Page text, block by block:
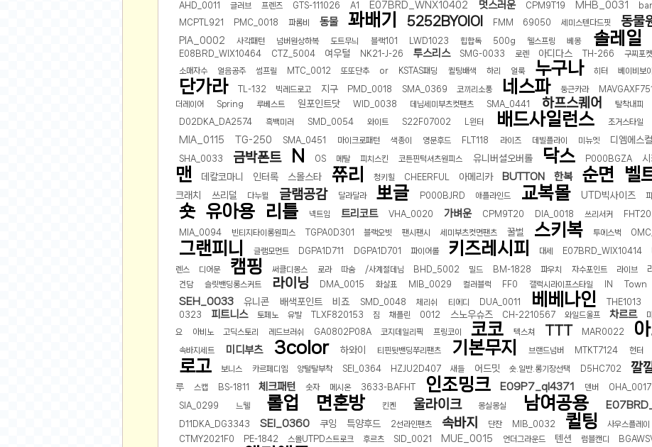
알뜰 쇼핑
해외쇼핑
패션 의류
특가 휴대폰
오프라인 특가
인증샷
맛집 인증샷
먹거리 인증샷
쇼핑 인증샷
그림 인증샷
뽑기 인증샷
여행 인증샷
디지털 기기 인증샷
AHD_0011
글러브 프렌즈 GTS-111026 A1 E07BRD_WNX10402 멋스러운 CPM9T19 MHB_0031
MCPTL921
PMC_0018 파롬비 동물 꽈배기 5252BYOIOI FMM 69050 세미스텐다드핏 동물
PIA_0002
사각패턴 넘버원상하복 도트무늬 블랙101 LWD1023 힙합독 500g 웰스프링 베몽 솔레일
E08BRD_WIX10464 CTZ_5004 여우털 NK21-J-26 투스리스 SMG-0033 로렌 아디다스 TH-266 구찌포켓
소매자수
얼음공주 썸프릴 MTC_0012 또또단추 or KSTAS패딩 퀼팅배색 하리 얼룩 누구나 히터 베이비보이
단가라
TL-132 빅레드로고 지구 PMD_0018 SMA_0369 코끼리소풍 네스파 둥근카라
더레이어
Spring 루베스트 원포인트닷 WID_0038 데님세미부츠컷팬츠 SMA_0441 하프스퀘어 탈착내피
D02DKA_DA2574 흑백미러 SMD_0054 와이트 S22F07002 L윈터 배드사일런스 조거스타일
MIA_0115 TG-250 SMA_0451 마이크로패턴 색종이 영문후드 FLT118 라이즈 데빌플라이 미뉴엣 디엠에스
SHA_0033 금박폰트 N OS 메탈 피치스킨 코튼핀턱셔츠원피스 유니버셜오버롤 닥스 P000BGZA
맨
데칼코마니 인터록 스몰스타 쮸리 청키힐 CHEERFUL 아메리카 BUTTON 한복 순면 벨
크래치
쓰리덜 다누윌 글램공감 달라달라 뽀글 P000BJRD 애플라인드 교복몰 UTD빅사이즈
숏 유아용 리틀 넥트임 트리코트 VHA_0020 가벼운 CPM9T20 DIA_0018 쓰리서커
MIA_0094 빈티지타이롱원피스 TGPA0D301 블랙오빗 팬시팬시 세미부츠컷면팬츠 꿀벌 스키복 투에스벅
그랜피니
글램모먼트 DGPA1D711 DGPA1D701 파이어롤 키즈레시피 대세 E07BRD_WIX10414
렌스 디어문 캠핑 써클디몽스 로라 따숨 /사계절데님 BHD_5002 밀드 BM-1828 파우치 자수포인트 라이브
건담 슬릿밴딩롱스커트 라이닝 DMA_0015 화살표 MIB_0029 컬러블럭 FF0 갤럭시라이프스타일 IN Town
SEH_0033 유니콘 배색포인트 비죠 SMD_0048 체리쉬 티에디 DUA_0011 베베나인 THE1013
0323
피트니스 토페노 유발 TLXF820153 짐 채플린 0012 스노우슈즈 CH-2210567 와일드울프 차르르
요
아비노 고딕스토리 레드브러쉬 GA0802P08A 코지데일리픽 프링코이 코코 텍스쳐 TTT MAR0022
속바지세트 미디부츠 3color 하와이 티핀뒷밴딩쭈리팬츠 기본무지 브랜드넘버 MTKT7124 헌터
로고 보니스 카르페디엠 양털탈부착 SEI_0364 HZJU2D407 새들 어드밋 숏.일반.롱기장선택 D5HC702 깔
루
스캡 BS-1811 체크패턴 숫자 메시온 3633-BAFHT 인조밍크 E09P7_ql4371 덴버 OHA_0017
SIA_0299 느웰 롤업 면혼방 킨켄 울라이크 몽실몽실 남여공용
D11DKA_DG3343 SEI_0360 쿠잉 특양후드 2선라인팬츠 속바지 단잔 MIB_0032 퀼팅 사우스플레이
CTMY2021F0
PE-1842 스몰UTPD스트로크 후르츠 SID_0021 MUE_0015 언더그라운드 텐션 럼블캔디
빨간 사과 5kg (24-26과내외) - 원팡
알리 15.6 인치 터치 스크린 휴대용 포터블 모니터 ADS-IPS FHD - 원팡
하이트 제로 0.00, 350ml, 24캔 - 원팡
경조사용 검정색 사계절 스판 정장 수트 - 원팡
원할머니 명품 육개장 600g 10팩 - 원팡
BEELINK 비링크 EQR6 ADM R7-7735HS 미니PC 컴퓨터 베어본 [ 1 ] - 원팡
부르르 제로콜라, 190ml, 30개 - 원팡
삼성전자 삼성 갤럭시 핏3 Fit3